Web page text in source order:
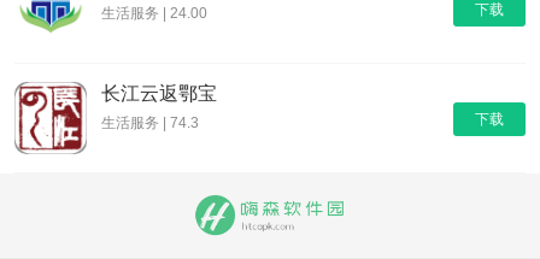
下载
生活服务 | 24.00
下载
长江云返鄂宝
生活服务 | 74.3